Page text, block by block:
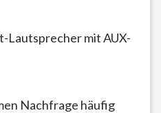
Lautsprecher mit AUX-
Nachfrage häufig